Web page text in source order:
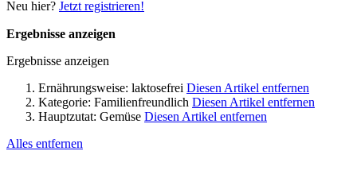
Neu hier? Jetzt registrieren!
Ergebnisse anzeigen
Ergebnisse anzeigen
Ernährungsweise: laktosefrei Diesen Artikel entfernen
Kategorie: Familienfreundlich Diesen Artikel entfernen
Hauptzutat: Gemüse Diesen Artikel entfernen
Alles entfernen